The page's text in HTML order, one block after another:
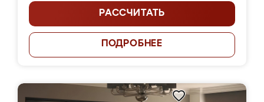
РАССЧИТАТЬ
ПОДРОБНЕЕ